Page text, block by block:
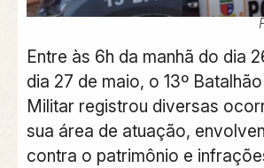
Entre às 6h da manhã do dia
dia 27 de maio, o 13º
Militar registrou diversas
sua área de atuação,
contra o patrimônio e